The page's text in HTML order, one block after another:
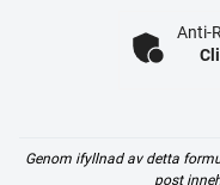
Anti-
Genom ifyllnad av detta
post